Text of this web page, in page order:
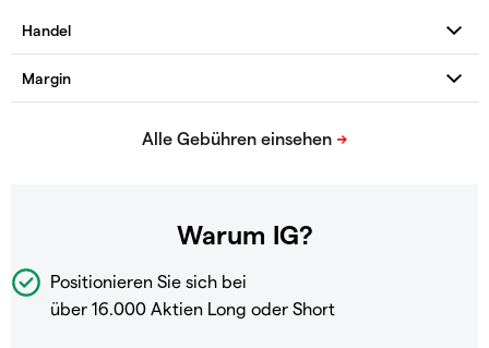
Warum IG?
Positionieren Sie sich bei
über 16.000 Aktien Long oder Short